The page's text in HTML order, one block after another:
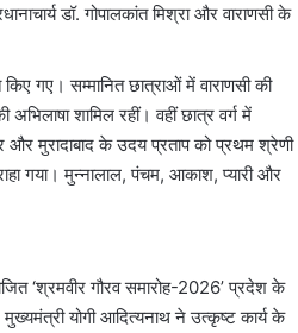
डॉ. गोपालकांत मिश्रा और वाराणसी के
गए। सम्मानित छात्राओं में वाराणसी की
शामिल रहीं। वहीं छात्र वर्ग में
मुरादाबाद के उदय प्रताप को प्रथम श्रेणी
गया। मुन्नालाल, पंचम, आकाश, प्यारी और
‘श्रमवीर गौरव समारोह-2026’ प्रदेश के
योगी आदित्यनाथ ने उत्कृष्ट कार्य के